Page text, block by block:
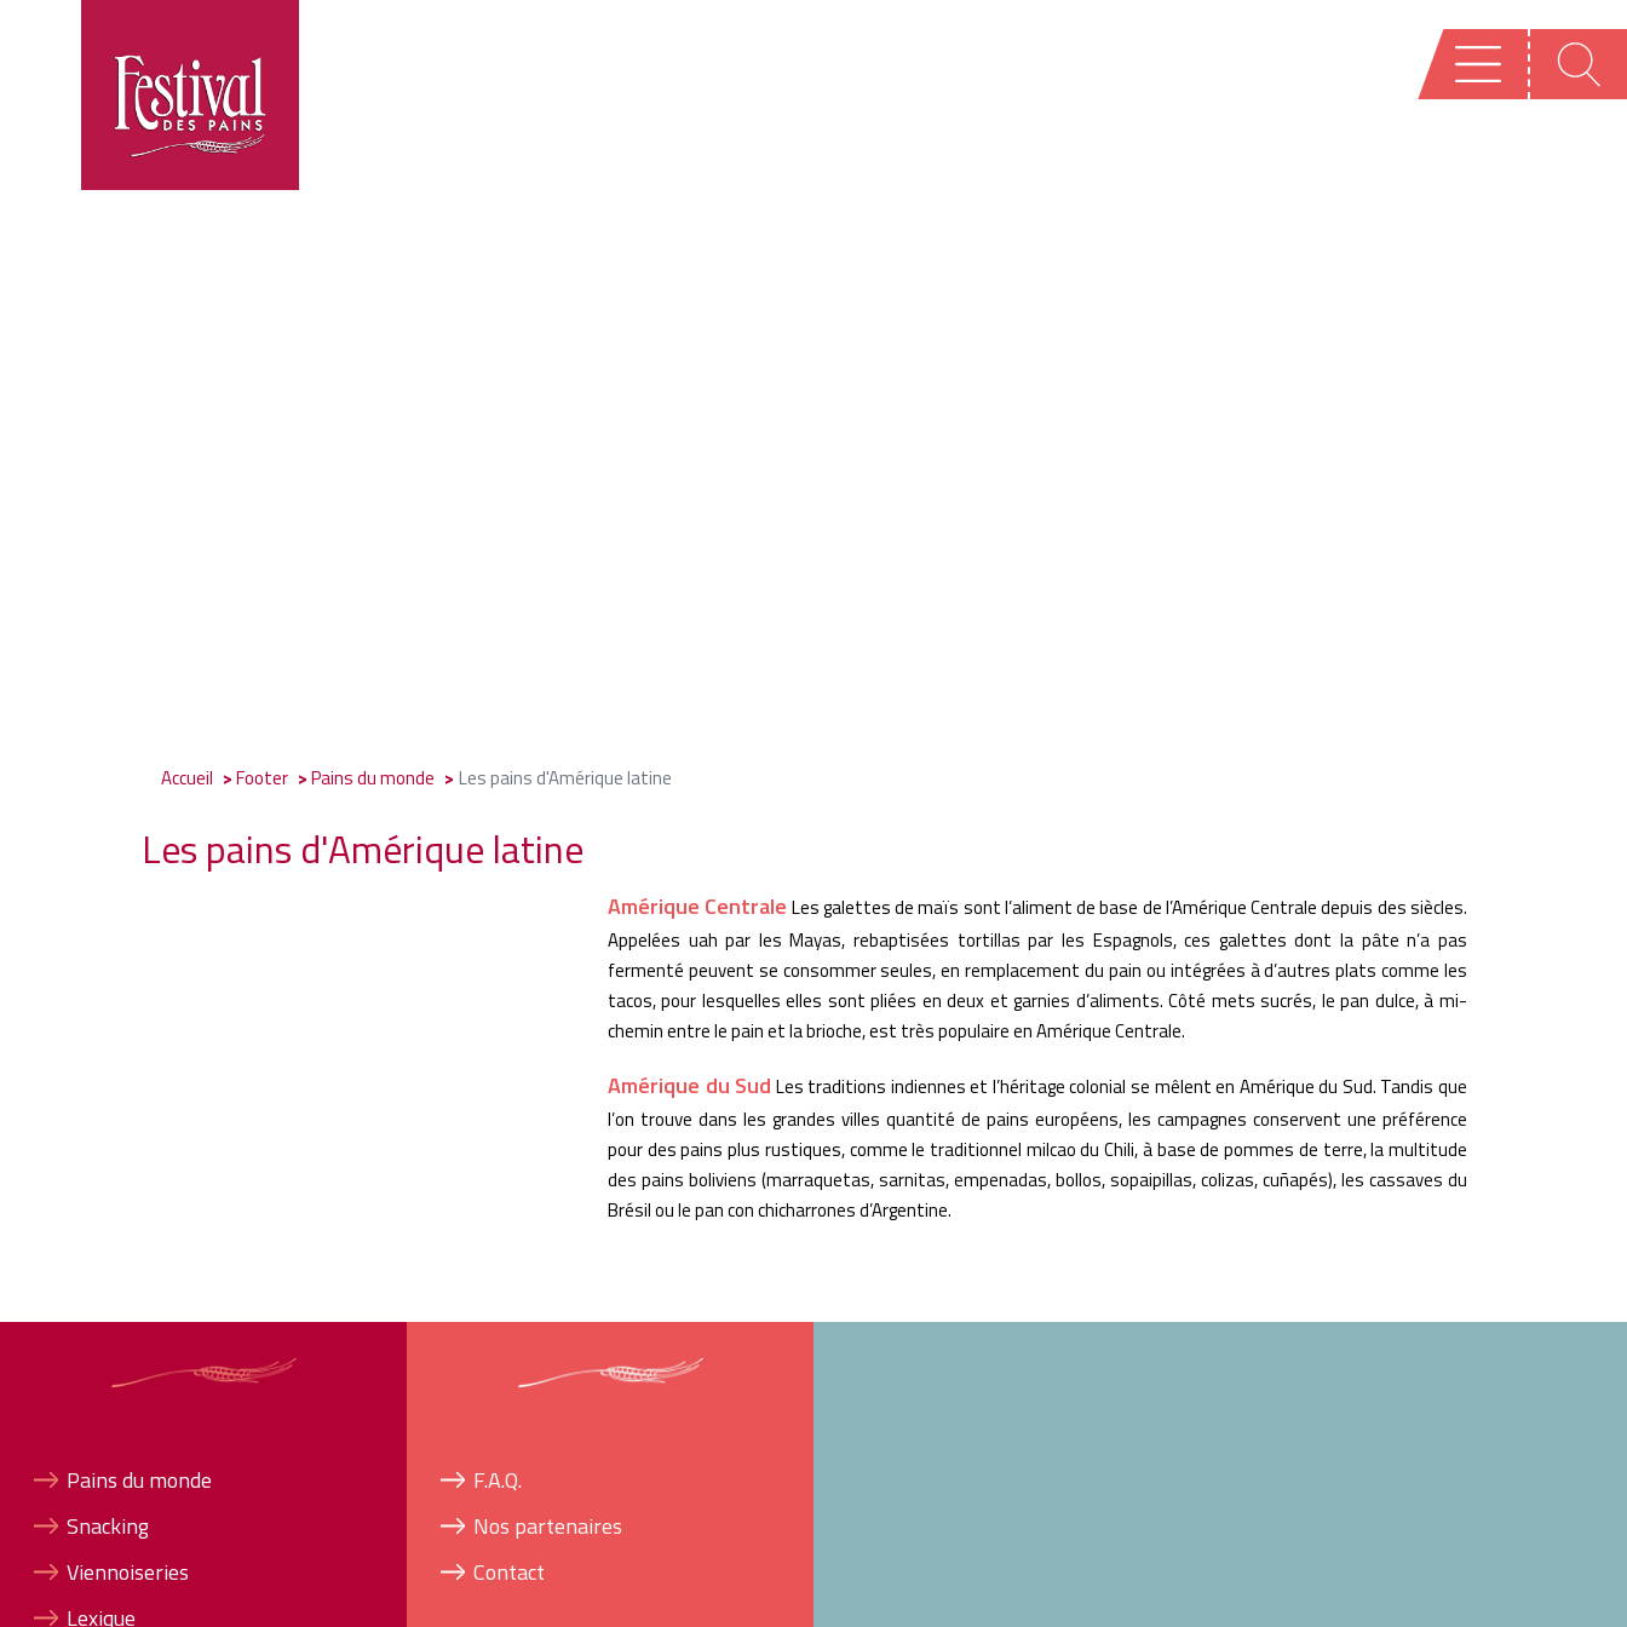
Ma boulangerie Espace pro
Facebook Instagram Youtube
Accueil Footer Pains du monde Les pains d'Amérique latine
Les pains d'Amérique latine
Amérique Centrale Les galettes de maïs sont l’aliment de base de l’Amérique Centrale depuis des siècles.
Appelées uah par les Mayas, rebaptisées tortillas par les Espagnols, ces galettes dont la pâte n’a pas
fermenté peuvent se consommer seules, en remplacement du pain ou intégrées à d’autres plats comme les
tacos, pour lesquelles elles sont pliées en deux et garnies d’aliments. Côté mets sucrés, le pan dulce, à mi-
chemin entre le pain et la brioche, est très populaire en Amérique Centrale.
Amérique du Sud Les traditions indiennes et l’héritage colonial se mêlent en Amérique du Sud. Tandis que
l’on trouve dans les grandes villes quantité de pains européens, les campagnes conservent une préférence
pour des pains plus rustiques, comme le traditionnel milcao du Chili, à base de pommes de terre, la multitude
des pains boliviens (marraquetas, sarnitas, empenadas, bollos, sopaipillas, colizas, cuñapés), les cassaves du
Brésil ou le pan con chicharrones d’Argentine.
Pains du monde
Snacking
Viennoiseries
Lexique
F.A.Q.
Nos partenaires
Contact